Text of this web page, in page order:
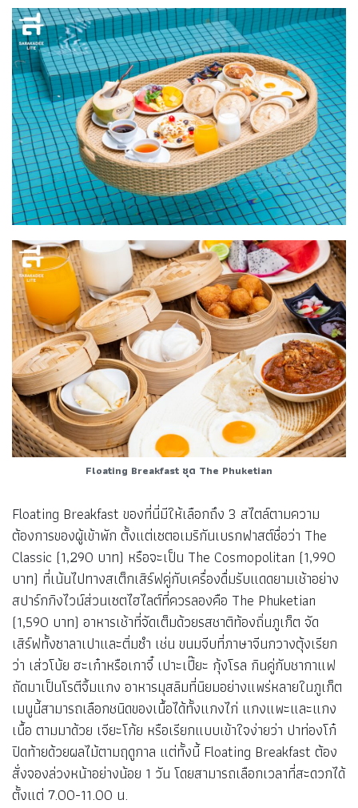
Floating Breakfast ชุด The Phuketian
Floating Breakfast ของที่นี่มีให้เลือกถึง 3 สไตล์ตามความ
ต้องการของผู้เข้าพัก ตั้งแต่เซตอเมริกันเบรกฟาสต์ชื่อว่า The
Classic (1,290 บาท) หรือจะเป็น The Cosmopolitan (1,990
บาท) ที่เน้นไปทางสเต็กเสิร์ฟคู่กับเครื่องดื่มรับแดดยามเช้าอย่าง
สปาร์กกิงไวน์ส่วนเซตไฮไลต์ที่ควรลองคือ The Phuketian
(1,590 บาท) อาหารเช้าที่จัดเต็มด้วยรสชาติท้องถิ่นภูเก็ต จัด
เสิร์ฟทั้งซาลาเปาและติ่มซำ เช่น ขนมจีบที่ภาษาจีนกวางตุ้งเรียก
ว่า เส่วโบ้ย ฮะเก๋าหรือเกาจี๋ เปาะเปี๊ยะ กุ้งโรล กินคู่กับชากาแฟ
ถัดมาเป็นโรตีจิ้มแกง อาหารมุสลิมที่นิยมอย่างแพร่หลายในภูเก็ต
เมนูนี้สามารถเลือกชนิดของเนื้อได้ทั้งแกงไก่ แกงแพะและแกง
เนื้อ ตามมาด้วย เจียะโก้ย หรือเรียกแบบเข้าใจง่ายว่า ปาท่องโก๋
ปิดท้ายด้วยผลไม้ตามฤดูกาล แต่ทั้งนี้ Floating Breakfast ต้อง
สั่งจองล่วงหน้าอย่างน้อย 1 วัน โดยสามารถเลือกเวลาที่สะดวกได้
ตั้งแต่ 7.00-11.00 น.